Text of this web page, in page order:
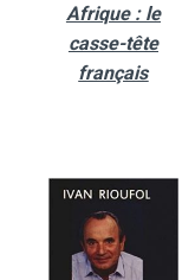
Afrique : le
casse-tête
français